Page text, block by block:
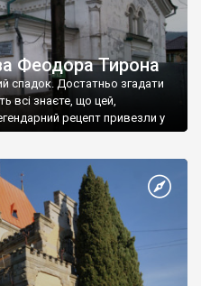
Феодора Тирона
спадок. Достатньо згадати
всі знаєте, що цей,
рецепт привезли у